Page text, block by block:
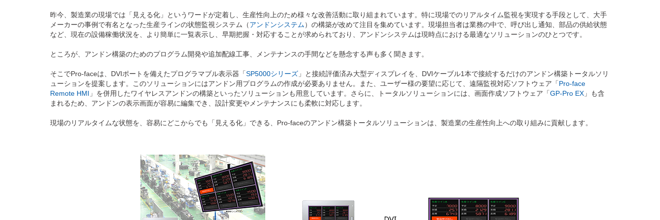
昨今、製造業の現場では「見える化」というワードが定着し、生産性向上のため様々な改善活動に取り組まれています。特に現場でのリアルタイム監視を実現する手段として、大手
メーカーの事例で有名となった生産ラインの状態監視システム（アンドンシステム）の構築が改めて注目を集めています。現場担当者は業務の中で、呼び出し通知、部品の供給状態
など、現在の設備稼働状況を、より簡単に一覧表示し、早期把握・対応することが求められており、アンドンシステムは現時点における最適なソリューションのひとつです。
ところが、アンドン構築のためのプログラム開発や追加配線工事、メンテナンスの手間などを懸念する声も多く聞きます。
そこでPro-faceは、DVIポートを備えたプログラマブル表示器「SP5000シリーズ 」と接続評価済み大型ディスプレイを、DVIケーブル1本で接続するだけのアンドン構築トータルソリ
ューションを提案します。このソリューションにはアンドン用プログラムの作成が必要ありません。また、ユーザー様の要望に応じて、遠隔監視対応ソフトウェア「Pro-face
Remote HMI 」を併用したワイヤレスアンドンの構築といったソリューションも用意しています。さらに、トータルソリューションには、画面作成ソフトウェア「GP-Pro EX 」も含
まれるため、アンドンの表示画面が容易に編集でき、設計変更やメンテナンスにも柔軟に対応します。
現場のリアルタイムな状態を、容易にどこからでも「見える化」できる、Pro-faceのアンドン構築トータルソリューションは、製造業の生産性向上への取り組みに貢献します。